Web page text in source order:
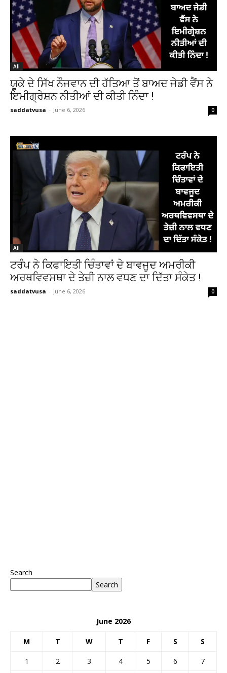
All
ਯੂਕੇ ਦੇ ਸਿੱਖ ਨੌਜਵਾਨ ਦੀ ਹੱਤਿਆ ਤੋਂ ਬਾਅਦ ਜੇਡੀ ਵੈਂਸ ਨੇ
ਇਮੀਗ੍ਰੇਸ਼ਨ ਨੀਤੀਆਂ ਦੀ ਕੀਤੀ ਨਿੰਦਾ !
saddatvusa - June 6, 2026 0
All
ਟਰੰਪ ਨੇ ਕਿਫਾਇਤੀ ਚਿੰਤਾਵਾਂ ਦੇ ਬਾਵਜੂਦ ਅਮਰੀਕੀ
ਅਰਥਵਿਵਸਥਾ ਦੇ ਤੇਜ਼ੀ ਨਾਲ ਵਧਣ ਦਾ ਦਿੱਤਾ ਸੰਕੇਤ !
saddatvusa - June 6, 2026 0
Search
Search
June 2026
M T W T F S S
1 2 3 4 5 6
7